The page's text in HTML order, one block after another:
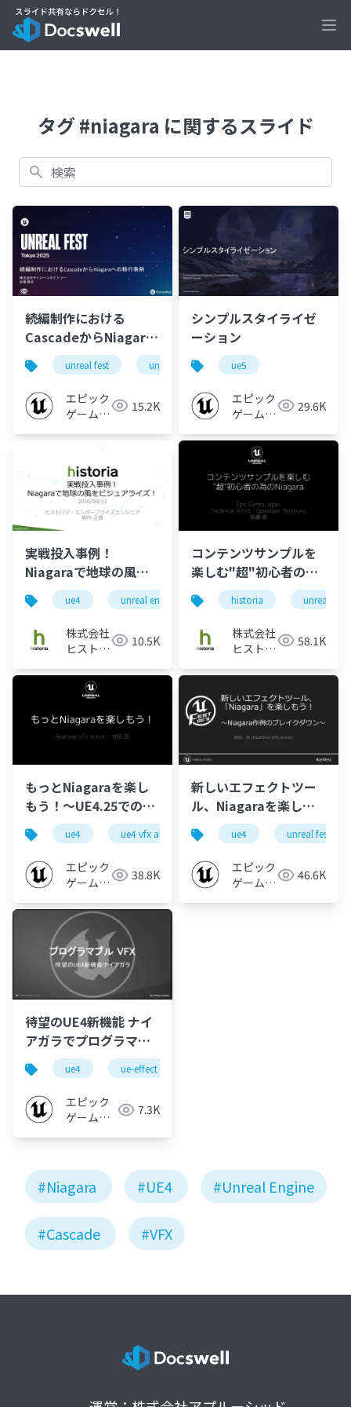
タグ #niagara に関するスライド
検索
続編制作における
CascadeからNiagara
への移行の取り組み |
Unreal Fest Tokyo
2025
unreal fest unreal fest tokyo 2025
エピック
ゲームズ
15.2K
シンプルスタイライゼ
ーション
ue5
エピック
ゲームズ
29.6K
実戦投入事例！
Niagaraで地球の風を
ビジュアライズ！
ue4 unreal engine historia niagara
株式会社
ヒストリ
10.5K
コンテンツサンプルを
楽しむ"超"初心者の為
のNiagara
historia unreal
株式会社
ヒストリ
58.1K
もっとNiagaraを楽し
もう！～UE4.25での作
例と解説～ 【UE4 VFX
Art Dive 2020】
ue4 ue4 vfx art dive 2020 ue-effect
エピック
ゲームズ
38.8K
新しいエフェクトツー
ル、Niagaraを楽しも
う！ ～Niagara作例の
ブレイクダウン～
【UNREAL FEST EAST
2018】
ue4 unreal fest
エピック
ゲームズ
46.6K
待望のUE4新機能 ナイ
アガラでプログラマブ
ルVFX【GTMF 2018】
ue4 ue-effect
エピック
ゲームズ
7.3K
#Niagara #UE4 #Unreal Engine
#Cascade #VFX